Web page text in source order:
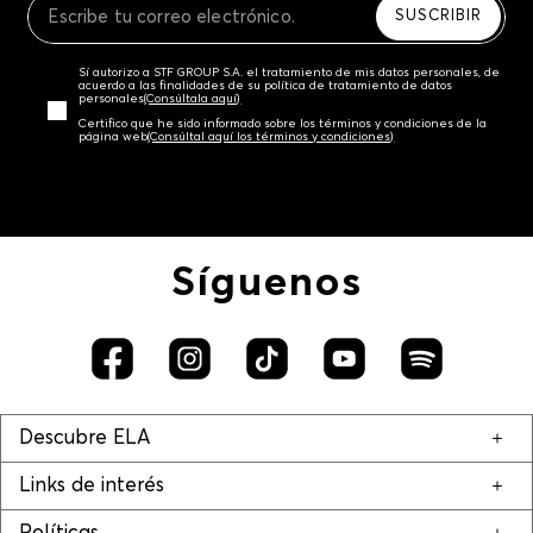
SUSCRIBIR
Sí autorizo a STF GROUP S.A. el tratamiento de mis datos personales, de
acuerdo a las finalidades de su política de tratamiento de datos
personales‎(Consúltala aquí)
Certifico que he sido informado sobre los términos y condiciones de la
página web‎(Consúltal aquí los términos y condiciones)
Síguenos
Descubre ELA
Links de interés